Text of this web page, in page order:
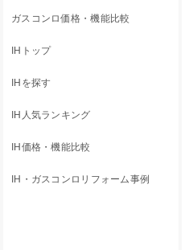
ガスコンロ価格・機能比較
IHトップ
IHを探す
IH人気ランキング
IH価格・機能比較
IH・ガスコンロリフォーム事例